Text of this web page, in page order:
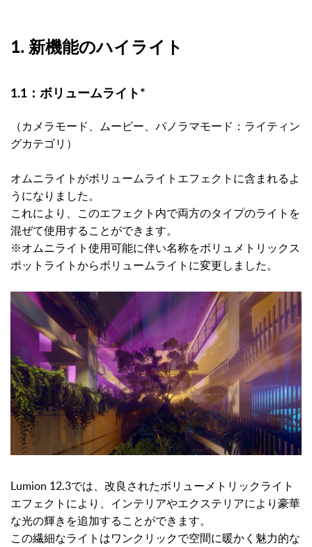
1. 新機能のハイライト
1.1： ボリュームライト*
（カメラモード、ムービー、パノラマモード：ライティン
グカテゴリ）
オムニライトがボリュームライトエフェクトに含まれるよ
うになりました。
これにより、このエフェクト内で両方のタイプのライトを
混ぜて使用することができます。
※オムニライト使用可能に伴い名称をボリュメトリックス
ポットライトからボリュームライトに変更しました。
Lumion 12.3では、改良されたボリューメトリックライト
エフェクトにより、インテリアやエクステリアにより豪華
な光の輝きを追加することができます。
この繊細なライトはワンクリックで空間に暖かく魅力的な